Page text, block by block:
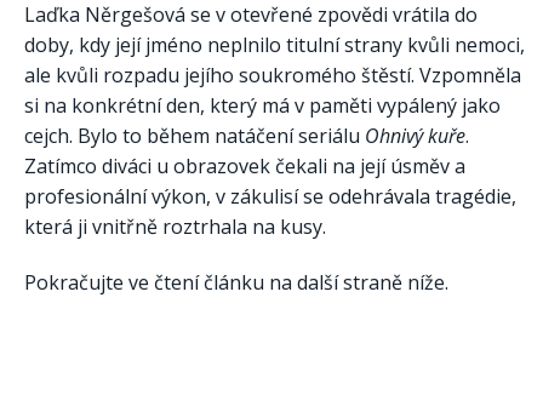
Laďka Něrgešová se v otevřené zpovědi vrátila do
doby, kdy její jméno neplnilo titulní strany kvůli nemoci,
ale kvůli rozpadu jejího soukromého štěstí. Vzpomněla
si na konkrétní den, který má v paměti vypálený jako
cejch. Bylo to během natáčení seriálu Ohnivý kuře.
Zatímco diváci u obrazovek čekali na její úsměv a
profesionální výkon, v zákulisí se odehrávala tragédie,
která ji vnitřně roztrhala na kusy.
Pokračujte ve čtení článku na další straně níže.